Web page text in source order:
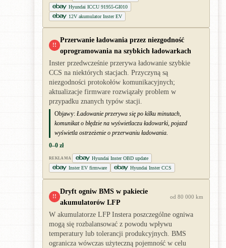
Hyundai ICCU 91955-GI010
12V akumulator Inster EV
!!
Przerwanie ładowania przez niezgodność
oprogramowania na szybkich ładowarkach
Inster przedwcześnie przerywa ładowanie szybkie
CCS na niektórych stacjach. Przyczyną są
niezgodności protokołów komunikacyjnych;
aktualizacje firmware rozwiązały problem w
przypadku znanych typów stacji.
Objawy: Ładowanie przerywa się po kilku minutach,
komunikat o błędzie na wyświetlaczu ładowarki, pojazd
wyświetla ostrzeżenie o przerwaniu ładowania.
0–0 zł
REKLAMA
Hyundai Inster OBD update
Inster EV firmware
Hyundai Inster CCS
!!
Dryft ogniw BMS w pakiecie
akumulatorów LFP
od 80 000 km
W akumulatorze LFP Instera poszczególne ogniwa
mogą się rozbalansować z powodu wpływu
temperatury lub tolerancji produkcyjnych. BMS
ogranicza wówczas użyteczną pojemność w celu